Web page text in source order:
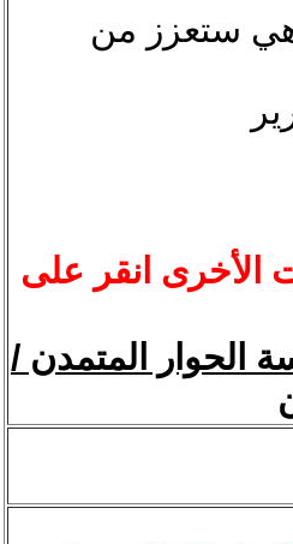
ستعزز من
الأخرى انقر على
الحوار المتمدن /